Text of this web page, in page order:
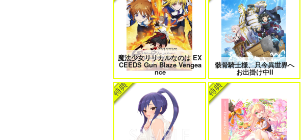
魔法少女リリカルなのは EX
CEEDS Gun Blaze Vengea
nce
骸骨騎士様、只今異世界へ
お出掛け中II